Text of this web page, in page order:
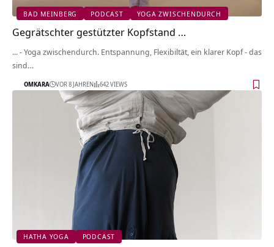
BAD MEINBERG PODCAST YOGA ZWISCHENDURCH
Gegrätschter gestützter Kopfstand …
... - Yoga zwischendurch. Entspannung, Flexibiltät, ein klarer Kopf - das
sind…
OMKARA VOR 8 JAHREN 642 VIEWS
HATHA YOGA PODCAST